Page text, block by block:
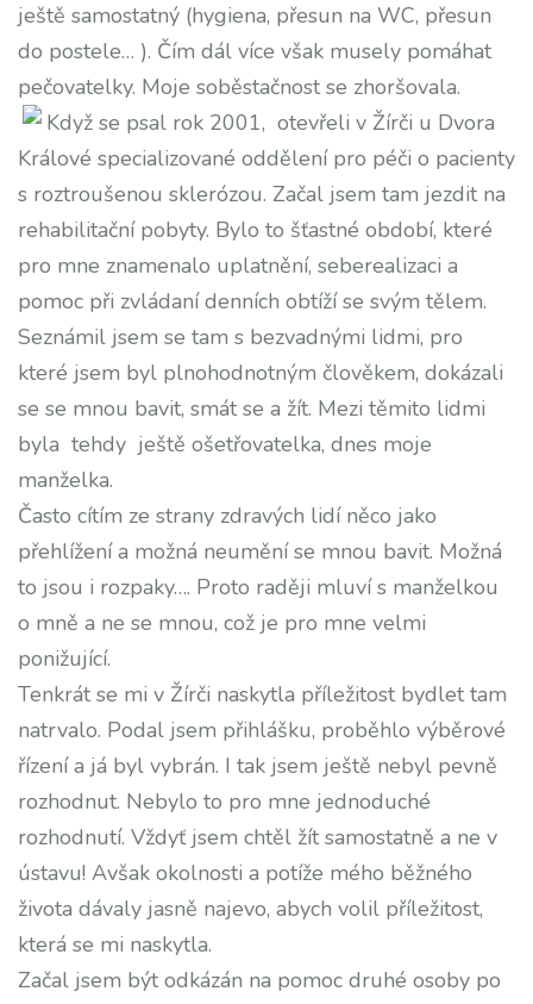
ještě samostatný (hygiena, přesun na WC, přesun
do postele… ). Čím dál více však musely pomáhat
pečovatelky. Moje soběstačnost se zhoršovala.
Když se psal rok 2001, otevřeli v Žírči u Dvora
Králové specializované oddělení pro péči o pacienty
s roztroušenou sklerózou. Začal jsem tam jezdit na
rehabilitační pobyty. Bylo to šťastné období, které
pro mne znamenalo uplatnění, seberealizaci a
pomoc při zvládaní denních obtíží se svým tělem.
Seznámil jsem se tam s bezvadnými lidmi, pro
které jsem byl plnohodnotným člověkem, dokázali
se se mnou bavit, smát se a žít. Mezi těmito lidmi
byla tehdy ještě ošetřovatelka, dnes moje
manželka.
Často cítím ze strany zdravých lidí něco jako
přehlížení a možná neumění se mnou bavit. Možná
to jsou i rozpaky…. Proto raději mluví s manželkou
o mně a ne se mnou, což je pro mne velmi
ponižující.
Tenkrát se mi v Žírči naskytla příležitost bydlet tam
natrvalo. Podal jsem přihlášku, proběhlo výběrové
řízení a já byl vybrán. I tak jsem ještě nebyl pevně
rozhodnut. Nebylo to pro mne jednoduché
rozhodnutí. Vždyť jsem chtěl žít samostatně a ne v
ústavu! Avšak okolnosti a potíže mého běžného
života dávaly jasně najevo, abych volil příležitost,
která se mi naskytla.
Začal jsem být odkázán na pomoc druhé osoby po